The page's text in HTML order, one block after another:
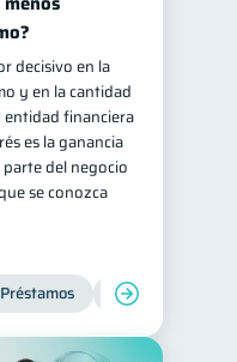
decisivo en la
y en la cantidad
financiera
es la ganancia
del negocio
se conozca
Préstamos Productos